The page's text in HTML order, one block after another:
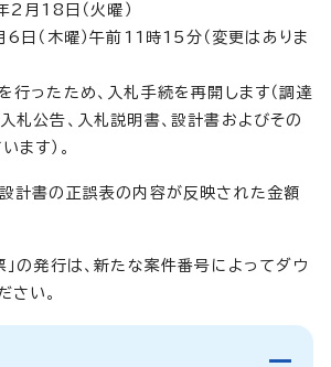
2月18日（火曜）
日（木曜）午前11時15分（変更はありま
行ったため、入札手続を再開します（調達
札公告、入札説明書、設計書およびその
ます）。
計書の正誤表の内容が反映された金額
」の発行は、新たな案件番号によってダウ
さい。